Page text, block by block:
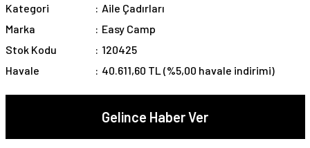
Kategori
Aile Çadırları
Marka
Easy Camp
Stok Kodu
120425
Havale
40.611,60 TL (%5,00 havale indirimi)
Gelince Haber Ver